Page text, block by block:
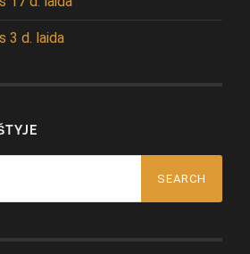
3 d. laida